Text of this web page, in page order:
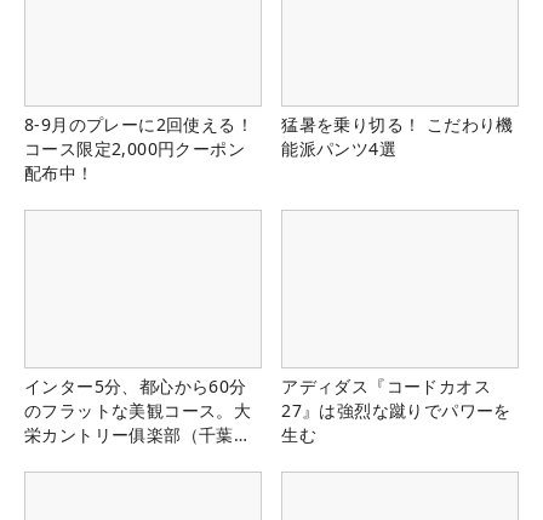
8-9月のプレーに2回使える！
コース限定2,000円クーポン
配布中！
猛暑を乗り切る！ こだわり機
能派パンツ4選
インター5分、都心から60分
のフラットな美観コース。大
栄カントリー俱楽部（千葉
アディダス『コードカオス
27』は強烈な蹴りでパワーを
生む